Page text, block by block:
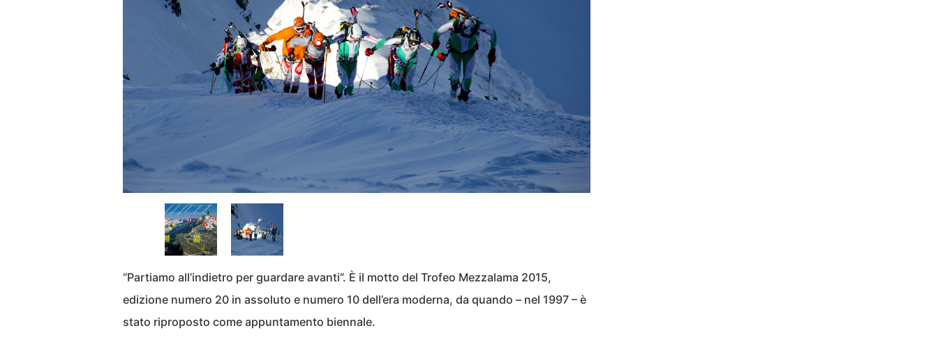
“Partiamo all’indietro per guardare avanti”. È il motto del Trofeo Mezzalama 2015,
edizione numero 20 in assoluto e numero 10 dell’era moderna, da quando – nel 1997 – è
stato riproposto come appuntamento biennale.